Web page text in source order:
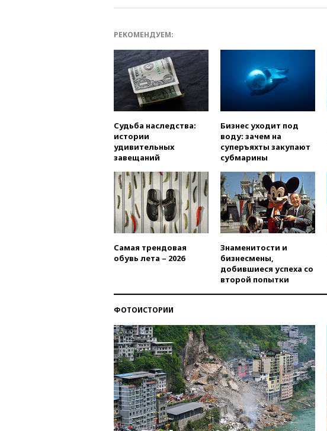
РЕКОМЕНДУЕМ:
Судьба наследства:
истории
удивительных
завещаний
Бизнес уходит под
воду: зачем на
суперъяхты закупают
субмарины
Самая трендовая
обувь лета – 2026
Знаменитости и
бизнесмены,
добившиеся успеха со
второй попытки
ФОТОИСТОРИИ